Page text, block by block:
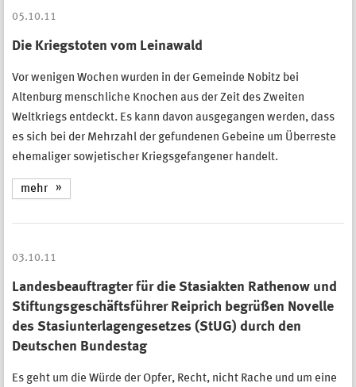
05.10.11
Die Kriegstoten vom Leinawald
Vor wenigen Wochen wurden in der Gemeinde Nobitz bei
Altenburg menschliche Knochen aus der Zeit des Zweiten
Weltkriegs entdeckt. Es kann davon ausgegangen werden, dass
es sich bei der Mehrzahl der gefundenen Gebeine um Überreste
ehemaliger sowjetischer Kriegsgefangener handelt.
mehr
03.10.11
Landesbeauftragter für die Stasiakten Rathenow und
Stiftungsgeschäftsführer Reiprich begrüßen Novelle
des Stasiunterlagengesetzes (StUG) durch den
Deutschen Bundestag
Es geht um die Würde der Opfer, Recht, nicht Rache und um eine